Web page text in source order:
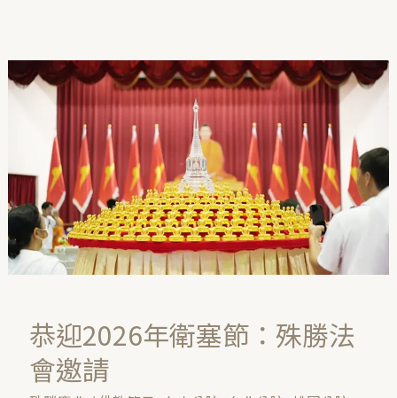
幕
🎉
恭迎2026年衛塞節：殊勝法
會邀請
恭
迎
2026
衛
塞
節：
殊
勝
會
邀
請